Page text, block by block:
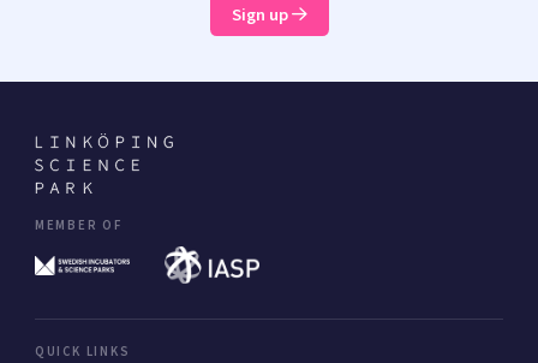
Sign up
MEMBER OF
QUICK LINKS